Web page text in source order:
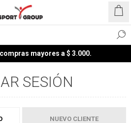
mayores a $ 3.000.
SESIÓN
NUEVO CLIENTE